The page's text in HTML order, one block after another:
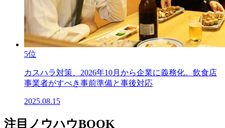
5位
カスハラ対策、2026年10月から企業に義務化。飲食店
事業者がすべき事前準備と事後対応
2025.08.15
注目ノウハウBOOK